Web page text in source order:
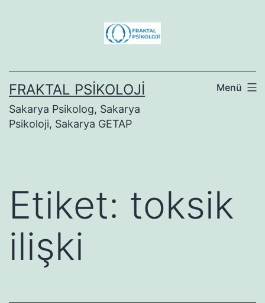
FRAKTAL PSIKOLOJI
Sakarya Psikolog, Sakarya
Psikoloji, Sakarya GETAP
Menü
Etiket: toksik
ilişki